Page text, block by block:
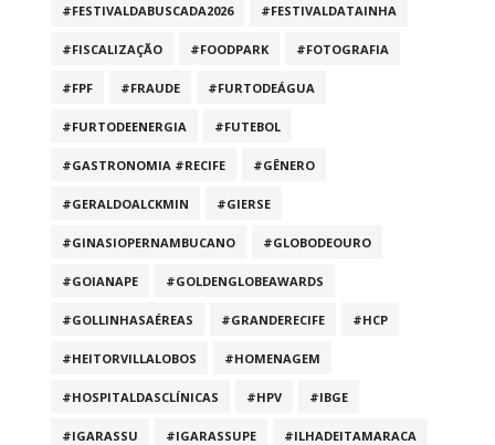
#FESTIVALDABUSCADA2026 #FESTIVALDATAINHA
#FISCALIZAÇÃO #FOODPARK #FOTOGRAFIA
#FPF #FRAUDE #FURTODEÁGUA
#FURTODEENERGIA #FUTEBOL
#GASTRONOMIA #RECIFE #GÊNERO
#GERALDOALCKMIN #GIERSE
#GINASIOPERNAMBUCANO #GLOBODEOURO
#GOIANAPE #GOLDENGLOBEAWARDS
#GOLLINHASAÉREAS #GRANDERECIFE #HCP
#HEITORVILLALOBOS #HOMENAGEM
#HOSPITALDASCLÍNICAS #HPV #IBGE
#IGARASSU #IGARASSUPE #ILHADEITAMARACA